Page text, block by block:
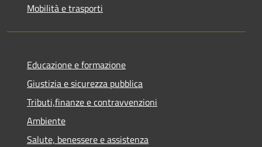
Mobilità e trasporti
Educazione e formazione
Giustizia e sicurezza pubblica
Tributi,finanze e contravvenzioni
Ambiente
Salute, benessere e assistenza